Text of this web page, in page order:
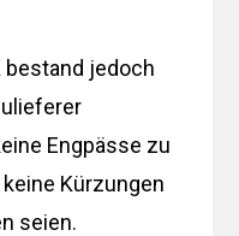
bestand jedoch
Engpässe zu
Kürzungen
seien.